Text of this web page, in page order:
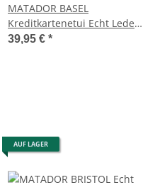
MATADOR BASEL
Kreditkartenetui Echt Leder
Kartenetui Münzfach RFID
39,95 € *
AUF LAGER